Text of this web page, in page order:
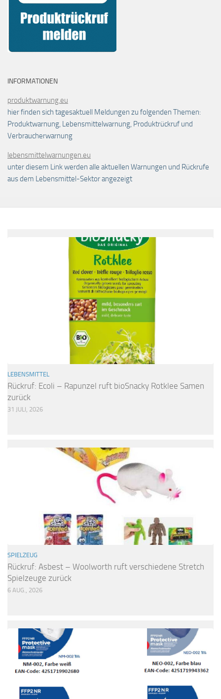
INFORMATIONEN
produktwarnung.eu
hier finden sich tagesaktuell Meldungen zu folgenden Themen:
Produktwarnung, Lebensmittelwarnung, Produktrückruf und
Verbraucherwarnung
lebensmittelwarnungen.eu
unter diesem Link werden alle aktuellen Warnungen und Rückrufe
aus dem Lebensmittel-Sektor angezeigt
LEBENSMITTEL
Rückruf: Ecoli – Rapunzel ruft bioSnacky Rotklee Samen
zurück
31 JULI, 2026
SPIELZEUG
Rückruf: Asbest – Woolworth ruft verschiedene Stretch
Spielzeuge zurück
6 AUG., 2026